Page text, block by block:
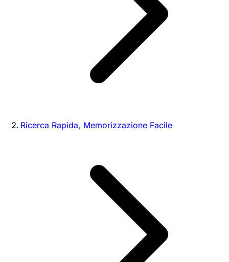
Ricerca Rapida, Memorizzazione Facile